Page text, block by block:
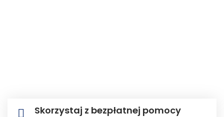
Skorzystaj z bezpłatnej pomocy